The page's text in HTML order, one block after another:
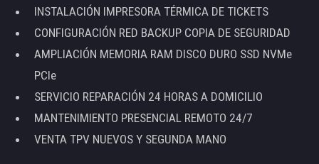
INSTALACIÓN IMPRESORA TÉRMICA DE TICKETS
CONFIGURACIÓN RED BACKUP COPIA DE SEGURIDAD
AMPLIACIÓN MEMORIA RAM DISCO DURO SSD NVMe
PCIe
SERVICIO REPARACIÓN 24 HORAS A DOMICILIO
MANTENIMIENTO PRESENCIAL REMOTO 24/7
VENTA TPV NUEVOS Y SEGUNDA MANO